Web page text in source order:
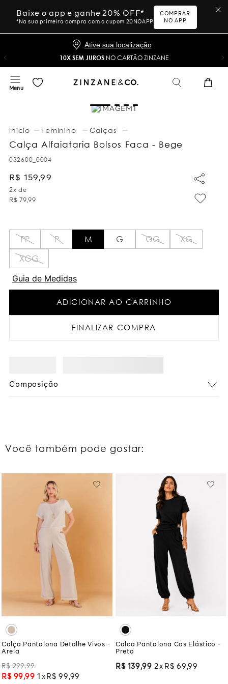
Baixe o app e ganhe 20% OFF*
*Na sua primeira compra com o cupom 20NOAPP
COMPRAR
NO APP
Ative sua localização
10X SEM JUROS NO CARTÃO ZINZANE
Feminino Calças
Calça Alfaiataria Bolsos Faca - Bege
032600_0004
R$ 159,99
2x de
R$ 79,99
PP P M G GG
XG
XGG
Guia de Medidas
ADICIONAR AO CARRINHO
FINALIZAR COMPRA
Composição
Você também pode gostar:
Calça Pantalona Detalhe Vivos -
Areia
R$ 299,99
R$ 99,99 1 R$ 99 ,99
Calca Pantalona Cos Elástico -
Preto
R$ 139,99 2 R$ 69 ,99